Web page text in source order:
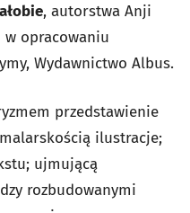
, autorstwa Anji
w opracowaniu
Wydawnictwo Albus.
przedstawienie
ilustracje;
ujmującą
rozbudowanymi